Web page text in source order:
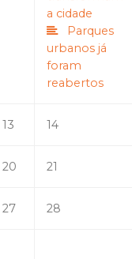
a cidade
Parques
urbanos já
foram
reabertos
13 14
20 21
27 28